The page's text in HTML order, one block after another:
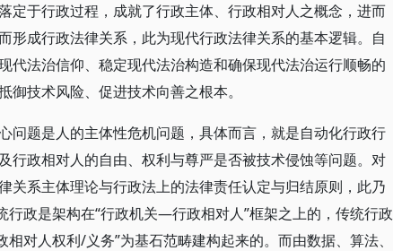
定于行政过程，成就了行政主体、行政相对人之概念，进而
形成行政法律关系，此为现代行政法律关系的基本逻辑。自
代法治信仰、稳定现代法治构造和确保现代法治运行顺畅的
技术风险、促进技术向善之根本。
问题是人的主体性危机问题，具体而言，就是自动化行政行
行政相对人的自由、权利与尊严是否被技术侵蚀等问题。对
关系主体理论与行政法上的法律责任认定与归结原则，此乃
行政是架构在“行政机关—行政相对人”框架之上的，传统行政
对人权利/义务”为基石范畴建构起来的。而由数据、算法、